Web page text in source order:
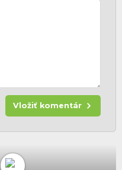
Vložiť komentár